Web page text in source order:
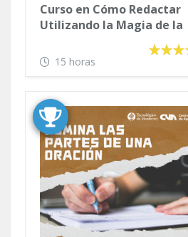
Curso en Cómo Redactar
Utilizando la Magia de la
15 horas